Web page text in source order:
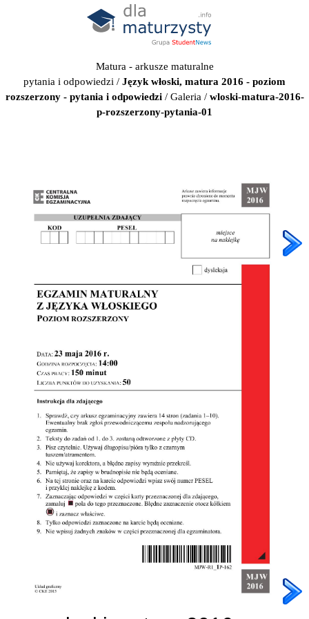
Matura - arkusze maturalne
pytania i odpowiedzi / Język włoski, matura 2016 - poziom
rozszerzony - pytania i odpowiedzi/ Galeria / wloski-matura-2016-
p-rozszerzony-pytania-01